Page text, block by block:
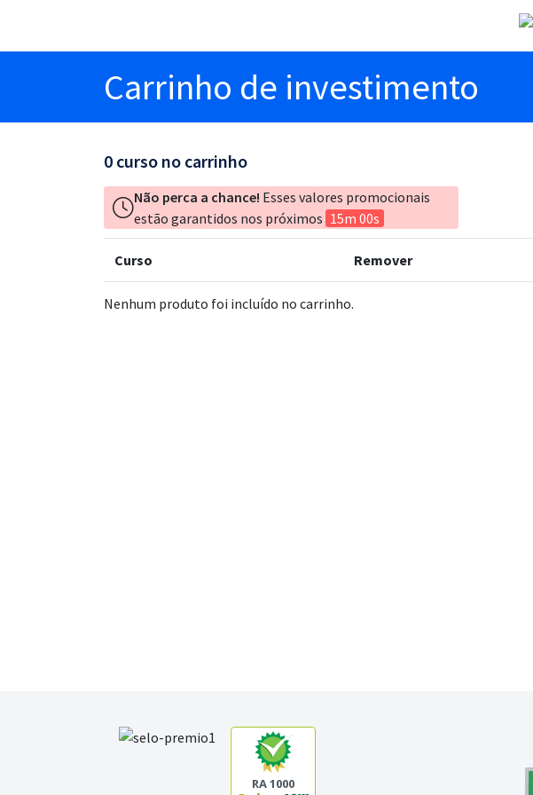
Carrinho de investimento
0 curso no carrinho
Não perca a chance! Esses valores promocionais
estão garantidos nos próximos 15m 00s
Curso Remover
Nenhum produto foi incluído no carrinho.
RA 1000